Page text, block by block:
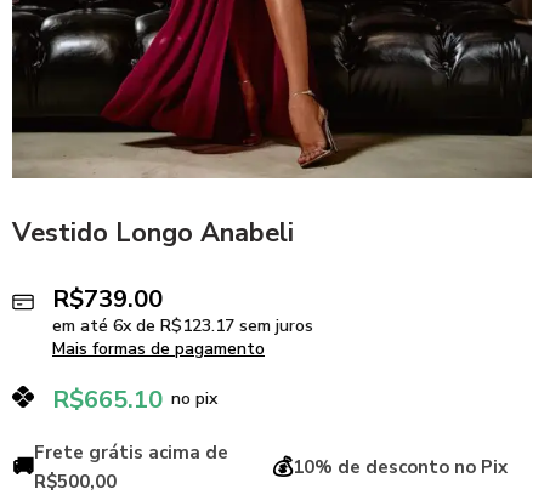
Vestido Longo Anabeli
R$739.00
em até 6x de R$123.17 sem juros
Mais formas de pagamento
R$665.10 no pix
🚚Frete grátis acima de
R$500,00
💰10% de desconto no Pix